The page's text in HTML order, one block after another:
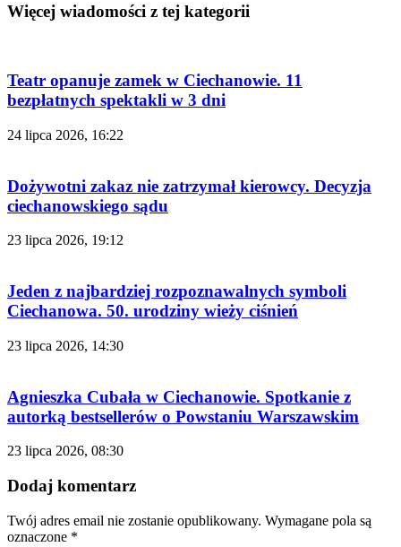
Więcej wiadomości z tej kategorii
Teatr opanuje zamek w Ciechanowie. 11
bezpłatnych spektakli w 3 dni
24 lipca 2026, 16:22
Dożywotni zakaz nie zatrzymał kierowcy. Decyzja
ciechanowskiego sądu
23 lipca 2026, 19:12
Jeden z najbardziej rozpoznawalnych symboli
Ciechanowa. 50. urodziny wieży ciśnień
23 lipca 2026, 14:30
Agnieszka Cubała w Ciechanowie. Spotkanie z
autorką bestsellerów o Powstaniu Warszawskim
23 lipca 2026, 08:30
Dodaj komentarz
Twój adres email nie zostanie opublikowany. Wymagane pola są
oznaczone *